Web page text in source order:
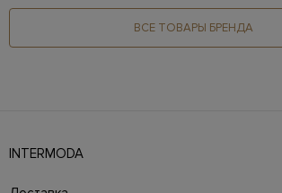
ВСЕ ТОВАРЫ БРЕНДА
INTERMODA
брендов на 4 этажах в самом центре города.